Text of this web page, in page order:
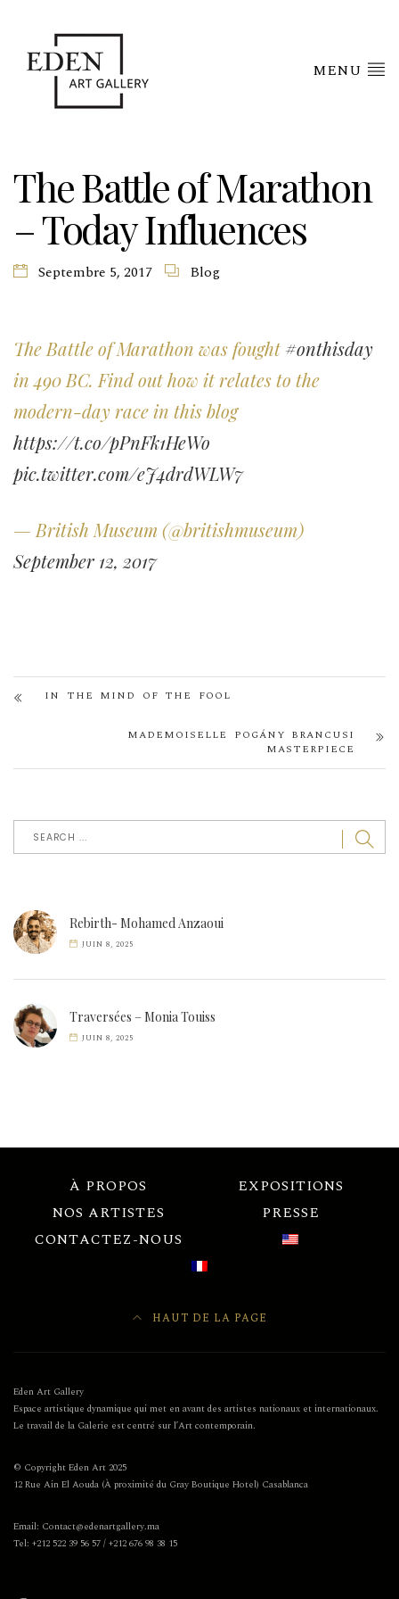
MENU
The Battle of Marathon
– Today Influences
Septembre 5, 2017 Blog
The Battle of Marathon was fought#onthisday
in 490 BC. Find out how it relates to the
modern-day race in this blog
https://t.co/pPnFk1HeWo
pic.twitter.com/eJ4drdWLW7
— British Museum (@britishmuseum)
September 12, 2017
IN THE MIND OF THE FOOL
MADEMOISELLE POGÁNY BRANCUSI
MASTERPIECE
Rebirth- Mohamed Anzaoui
JUIN 8, 2025
Traversées – Monia Touiss
JUIN 8, 2025
À PROPOS
EXPOSITIONS
NOS ARTISTES
PRESSE
CONTACTEZ-NOUS
HAUT DE LA PAGE
Eden Art Gallery
Espace artistique dynamique qui met en avant des artistes nationaux et internationaux.
Le travail de la Galerie est centré sur l’Art contemporain.
© Copyright Eden Art 2025
12 Rue Ain El Aouda (À proximité du Gray Boutique Hotel) Casablanca
Email: Contact@edenartgallery.ma
Tel: +212 522 39 56 57 / +212 676 98 38 15